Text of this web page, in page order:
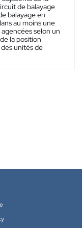
de balayage
balayage en
au moins une
selon un
la position
unités de